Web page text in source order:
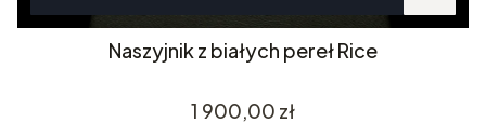
Naszyjnik z białych pereł Rice
Cena
1 900,00 zł